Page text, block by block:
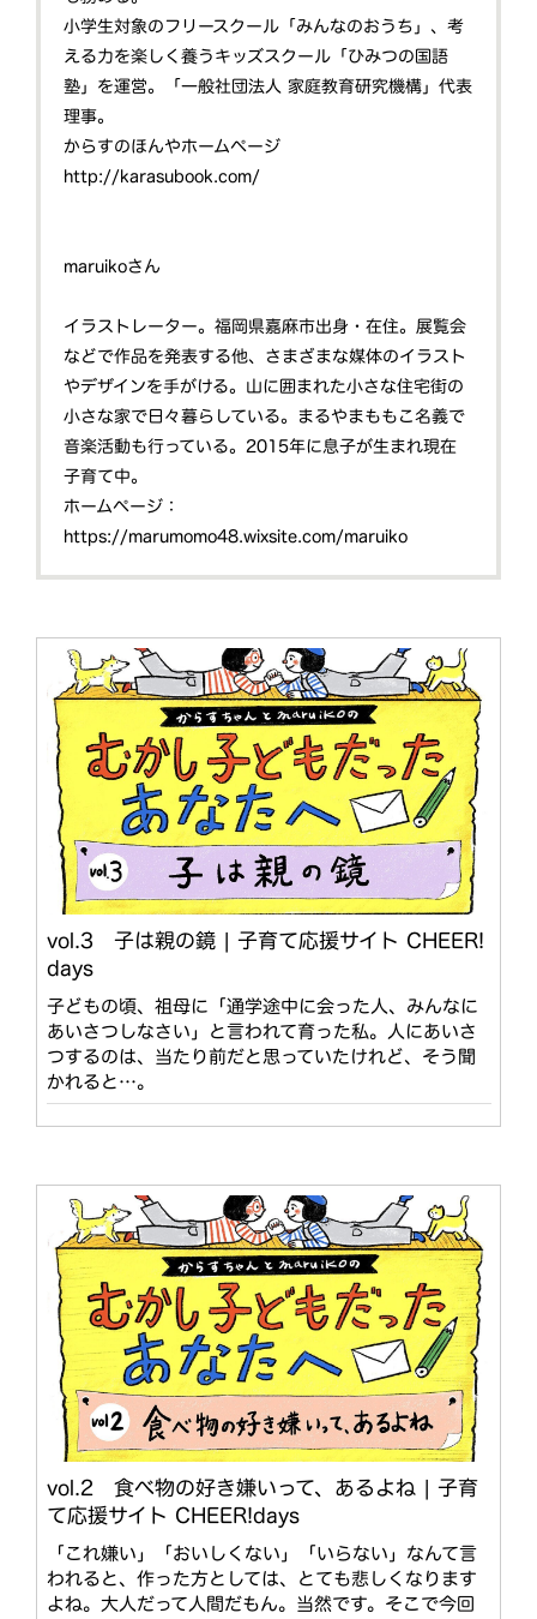
小学生対象のフリースクール「みんなのおうち」、考
える力を楽しく養うキッズスクール「ひみつの国語
塾」を運営。「一般社団法人 家庭教育研究機構」代表
理事。
からすのほんやホームページ
http://karasubook.com/
maruikoさん
イラストレーター。福岡県嘉麻市出身・在住。展覧会
などで作品を発表する他、さまざまな媒体のイラスト
やデザインを手がける。山に囲まれた小さな住宅街の
小さな家で日々暮らしている。まるやまももこ名義で
音楽活動も行っている。2015年に息子が生まれ現在
子育て中。
ホームページ：
https://marumomo48.wixsite.com/maruiko
vol.3 子は親の鏡 | 子育て応援サイト CHEER!
days
子どもの頃、祖母に「通学途中に会った人、みんなに
あいさつしなさい」と言われて育った私。人にあいさ
つするのは、当たり前だと思っていたけれど、そう聞
かれると…。
vol.2 食べ物の好き嫌いって、あるよね | 子育
て応援サイト CHEER!days
「これ嫌い」「おいしくない」「いらない」なんて言
われると、作った方としては、とても悲しくなります
よね。大人だって人間だもん。当然です。そこで今回